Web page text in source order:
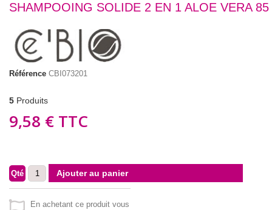
SHAMPOOING SOLIDE 2 EN 1 ALOE VERA 85
Référence CBI073201
5 Produits
9,58 € TTC
Qté Ajouter au panier
En achetant ce produit vous